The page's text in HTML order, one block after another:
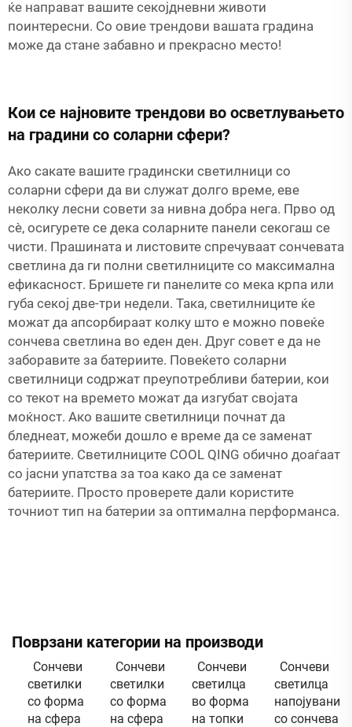
ќе направат вашите секојдневни животи
поинтересни. Со овие трендови вашата градина
може да стане забавно и прекрасно место!
Кои се најновите трендови во осветлувањето
на градини со соларни сфери?
Ако сакате вашите градински светилници со
соларни сфери да ви служат долго време, еве
неколку лесни совети за нивна добра нега. Прво од
сè, осигурете се дека соларните панели секогаш се
чисти. Прашината и листовите спречуваат сончевата
светлина да ги полни светилниците со максимална
ефикасност. Бришете ги панелите со мека крпа или
губа секој две-три недели. Така, светилниците ќе
можат да апсорбираат колку што е можно повеќе
сончева светлина во еден ден. Друг совет е да не
заборавите за батериите. Повеќето соларни
светилници содржат преупотребливи батерии, кои
со текот на времето можат да изгубат својата
моќност. Ако вашите светилници почнат да
бледнеат, можеби дошло е време да се заменат
батериите. Светилниците COOL QING обично доаѓаат
со јасни упатства за тоа како да се заменат
батериите. Просто проверете дали користите
точниот тип на батерии за оптимална перформанса.
Поврзани категории на производи
Сончеви
светилки
со форма
на сфера
Сончеви
светилки
со форма
на сфера
Сончеви
светилца
во форма
на топки
Сончеви
светилца
напојувани
со сончева